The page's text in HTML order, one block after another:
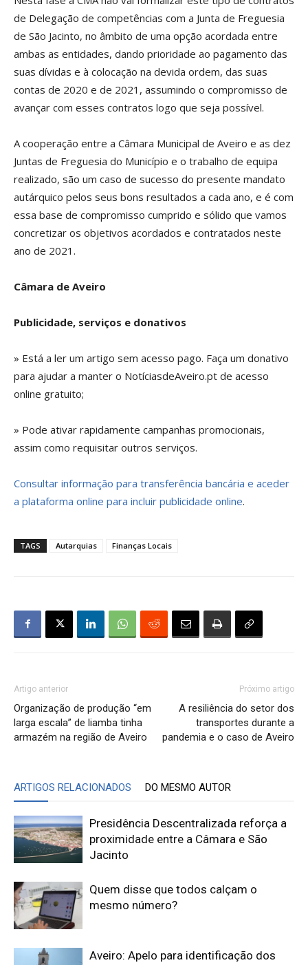
de Delegação de competências com a Junta de Freguesia
de São Jacinto, no âmbito de uma opção acordada entre
ambas as entidades, dando prioridade ao pagamento das
suas dívidas e à colocação na devida ordem, das suas
contas de 2020 e de 2021, assumindo o compromisso de
avançar com esses contratos logo que seja possível.
A cooperação entre a Câmara Municipal de Aveiro e as dez
Juntas de Freguesia do Município e o trabalho de equipa
realizado, são um caso de sucesso do presente mandato
autárquico pelos seus bons resultados a cada ano, e é com
essa base de compromisso cumprido e sólido que vamos
concretizar os objetivos acordados e contratados neste
ano de 2021.
Câmara de Aveiro
Publicidade, serviços e donativos
» Está a ler um artigo sem acesso pago. Faça um donativo
para ajudar a manter o NotíciasdeAveiro.pt de acesso
online gratuito;
» Pode ativar rapidamente campanhas promocionais,
assim como requisitar outros serviços.
Consultar informação para transferência bancária e aceder
a plataforma online para incluir publicidade online.
TAGS Autarquias Finanças Locais
Artigo anterior
Organização de produção “em
larga escala” de liamba tinha
armazém na região de Aveiro
Próximo artigo
A resiliência do setor dos
transportes durante a
pandemia e o caso de Aveiro
ARTIGOS RELACIONADOS DO MESMO AUTOR
Presidência Descentralizada reforça a
proximidade entre a Câmara e São
Jacinto
Quem disse que todos calçam o
mesmo número?
Aveiro: Apelo para identificação dos